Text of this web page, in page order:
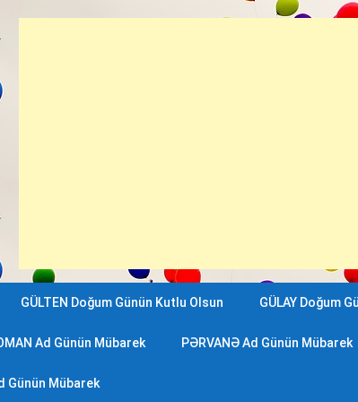
GÜLTEN Doğum Günün Kutlu Olsun GÜLAY Doğum
Ad Günün Mübarek PƏRVANƏ Ad Günün Mübarek
Günün Mübarek